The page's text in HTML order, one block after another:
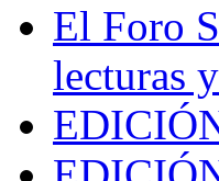
El Foro
lecturas